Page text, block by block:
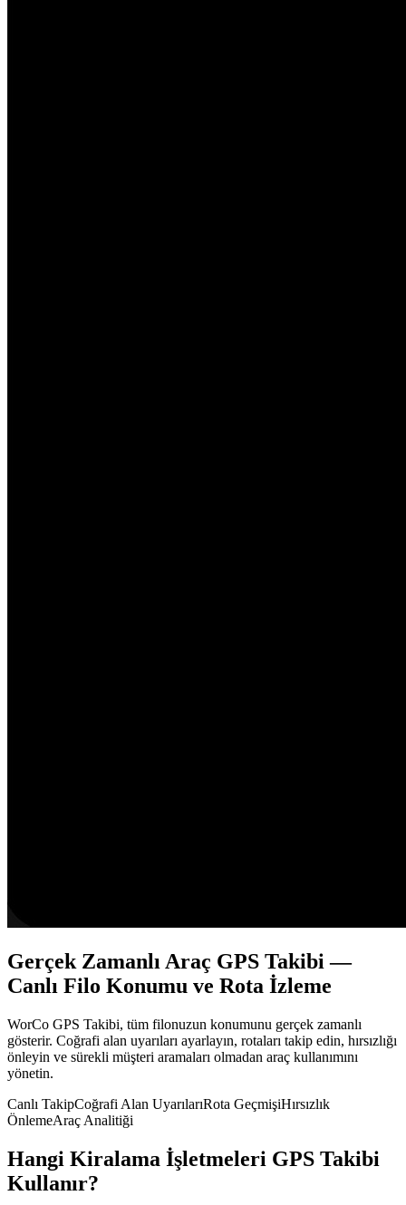
Gerçek Zamanlı Araç GPS Takibi —
Canlı Filo Konumu ve Rota İzleme
WorCo GPS Takibi, tüm filonuzun konumunu gerçek zamanlı
gösterir. Coğrafi alan uyarıları ayarlayın, rotaları takip edin, hırsızlığı
önleyin ve sürekli müşteri aramaları olmadan araç kullanımını
yönetin.
Canlı TakipCoğrafi Alan UyarılarıRota GeçmişiHırsızlık
ÖnlemeAraç Analitiği
Hangi Kiralama İşletmeleri GPS Takibi
Kullanır?